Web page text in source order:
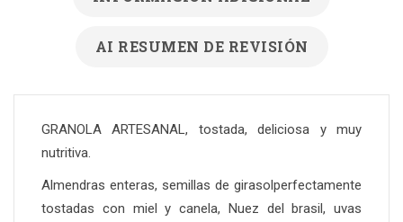
AI RESUMEN DE REVISIÓN
GRANOLA ARTESANAL, tostada, deliciosa y muy
nutritiva.
Almendras enteras, semillas de girasolperfectamente
tostadas con miel y canela, Nuez del brasil, uvas